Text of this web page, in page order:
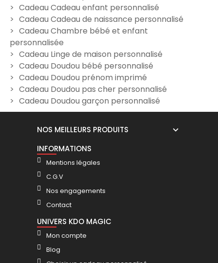
personnaliser - Lune bleu
29,90 €
personnalisable – Lune bleu
24,90 €
Cadeau Cadeau enfant personnalisé
Cadeau Cadeau de naissance personnalisé
Cadeau Chambre bébé et enfant
personnalisée
Cadeau Linge de maison personnalisé
Cadeau Doudou bébé personnalisé
Cadeau Doudou prénom imprimé
Cadeau Doudou pas cher personnalisé
Cadeau Doudou garçon personnalisé
NOS MEILLEURS PRODUITS
INFORMATIONS
Mentions légales
C.G.V
Nos engagements
Contact
UNIVERS KDO MAGIC
Mon compte
Blog